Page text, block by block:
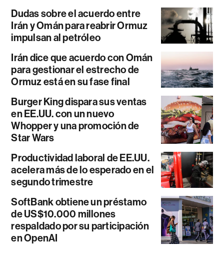
Dudas sobre el acuerdo entre
Irán y Omán para reabrir Ormuz
impulsan al petróleo
Irán dice que acuerdo con Omán
para gestionar el estrecho de
Ormuz está en su fase final
Burger King dispara sus ventas
en EE.UU. con un nuevo
Whopper y una promoción de
Star Wars
Productividad laboral de EE.UU.
acelera más de lo esperado en el
segundo trimestre
SoftBank obtiene un préstamo
de US$10.000 millones
respaldado por su participación
en OpenAI